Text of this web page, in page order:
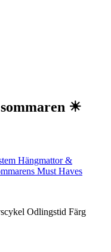
☀
Hängmattor &
Must Haves
Odlingstid Färg